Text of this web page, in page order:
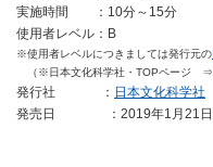
実施時間 ：10分～15分
使用者レベル：B
※使用者レベルにつきましては発行元の
（※日本文化科学社・TOPページ ⇒
発行社 ： 日本文化科学社
発売日 ：2019年1月21日